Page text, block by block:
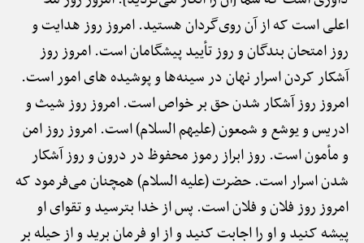
اعلی است که از آن روی‌گردان هستید. امروز روز هدایت و
روز امتحان بندگان و روز تأیید پیشگامان است. امروز روز
آشکار کردن اسرار نهان در سینه‌ها و پوشیده های امور است.
امروز روز آشکار شدن حق بر خواص است. امروز روز شیث و
ادریس و یوشع و شمعون (علیهم السلام) است. امروز روز امن
و مأمون است. روز ابراز رموز محفوظ در درون و روز آشکار
شدن اسرار است. حضرت (علیه السلام) همچنان می‌فرمود که
امروز روز فلان و فلان است. پس از خدا بترسید و تقوای او
پیشه کنید و او را اجابت کنید و از او فرمان برید و از حیله بر